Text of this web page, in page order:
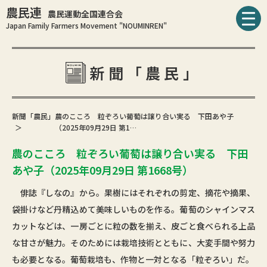
農民連 農民運動全国連合会
Japan Family Farmers Movement "NOUMINREN"
新聞「農民」
新聞「農民」 農のこころ 粒ぞろい葡萄は譲り合い実る 下田あや子
（2025年09月29日 第1…
農のこころ 粒ぞろい葡萄は譲り合い実る 下田
あや子（2025年09月29日 第1668号）
俳誌『しなの』から。果樹にはそれぞれの剪定、摘花や摘果、
袋掛けなど丹精込めて美味しいものを作る。葡萄のシャインマス
カットなどは、一房ごとに粒の数を揃え、皮ごと食べられる上品
な甘さが魅力。そのためには栽培技術とともに、大変手間や努力
も必要となる。葡萄栽培も、作物と一対となる「粒ぞろい」だ。